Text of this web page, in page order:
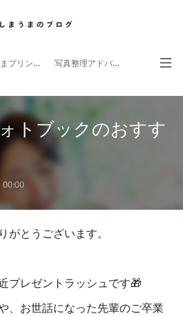
”しまうまプリント”サイト 写真整理アドバイザー
スマホアプリ
トブックのおすす
00:00
がとうございます。
プレゼントラッシュです🎁
、お世話になった先輩のご卒業